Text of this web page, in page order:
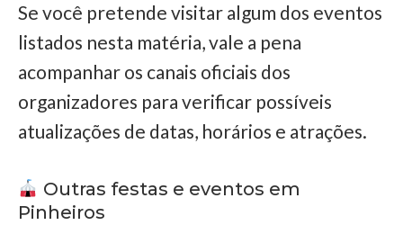
Se você pretende visitar algum dos eventos
listados nesta matéria, vale a pena
acompanhar os canais oficiais dos
organizadores para verificar possíveis
atualizações de datas, horários e atrações.
Outras festas e eventos em
Pinheiros